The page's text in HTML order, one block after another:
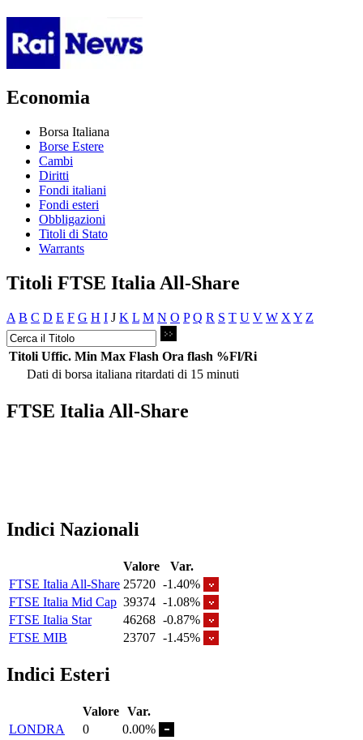
Economia
Borsa Italiana
Borse Estere
Cambi
Diritti
Fondi italiani
Fondi esteri
Obbligazioni
Titoli di Stato
Warrants
Titoli FTSE Italia All-Share
A B C D E F G H I J K L M N O P Q R S T U V W X Y Z
Titoli Uffic. Min Max Flash Ora flash %Fl/Ri
Dati di borsa italiana ritardati di 15 minuti
FTSE Italia All-Share
Indici Nazionali
Valore
Var.
FTSE Italia All-Share 25720 -1.40%
FTSE Italia Mid Cap 39374 -1.08%
FTSE Italia Star
46268 -0.87%
FTSE MIB
23707 -1.45%
Indici Esteri
Valore Var.
LONDRA
0
0.00%